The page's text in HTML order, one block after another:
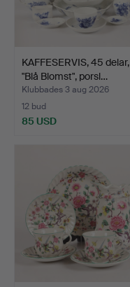
KAFFESERVIS, 45 delar,
"Blå Blomst", porsl…
Klubbades 3 aug 2026
12 bud
85 USD